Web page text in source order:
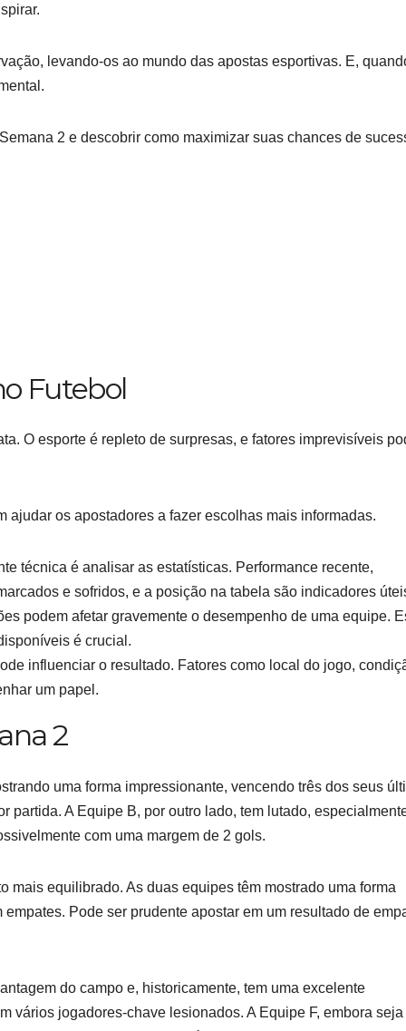
levando-os ao mundo das apostas esportivas. E,
2 e descobrir como maximizar suas chances de
Futebol
O esporte é repleto de surpresas, e fatores imprevisíveis
ajudar os apostadores a fazer escolhas mais informadas.
técnica é analisar as estatísticas. Performance recente,
e sofridos, e a posição na tabela são indicadores
podem afetar gravemente o desempenho de uma equipe.
é crucial.
influenciar o resultado. Fatores como local do jogo,
um papel.
2
uma forma impressionante, vencendo três dos seus
partida. A Equipe B, por outro lado, tem lutado,
com uma margem de 2 gols.
mais equilibrado. As duas equipes têm mostrado uma forma
Pode ser prudente apostar em um resultado de
do campo e, historicamente, tem uma excelente
vários jogadores-chave lesionados. A Equipe F, embora seja